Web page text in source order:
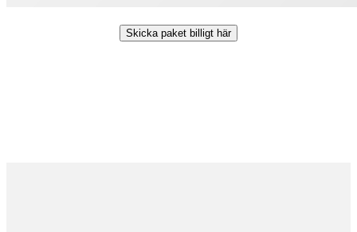
Skicka paket billigt här